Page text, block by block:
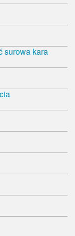
surowa kara